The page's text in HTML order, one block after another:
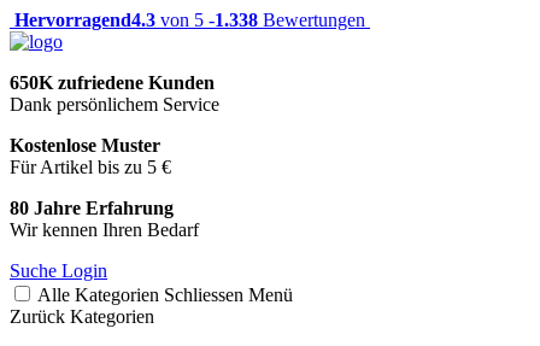
Hervorragend4.3 von 5 -1.338 Bewertungen
650K zufriedene Kunden
Dank persönlichem Service
Kostenlose Muster
Für Artikel bis zu 5 €
80 Jahre Erfahrung
Wir kennen Ihren Bedarf
Suche Login
Alle Kategorien Schliessen Menü
Zurück Kategorien